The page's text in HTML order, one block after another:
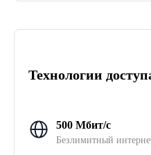
Технологии
500 Мбит/с
Безлимитный